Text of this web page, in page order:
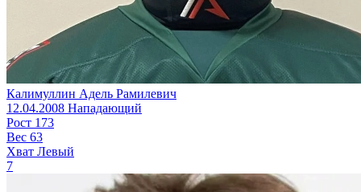
Калимуллин Адель Рамилевич
12.04.2008 Нападающий
Рост 173
Вес 63
Хват Левый
7